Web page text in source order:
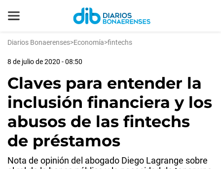
Diarios Bonaerenses>Economía>fintechs
8 de julio de 2020 - 08:50
Claves para entender la
inclusión financiera y los
abusos de las fintechs
de préstamos
Nota de opinión del abogado Diego Lagrange sobre